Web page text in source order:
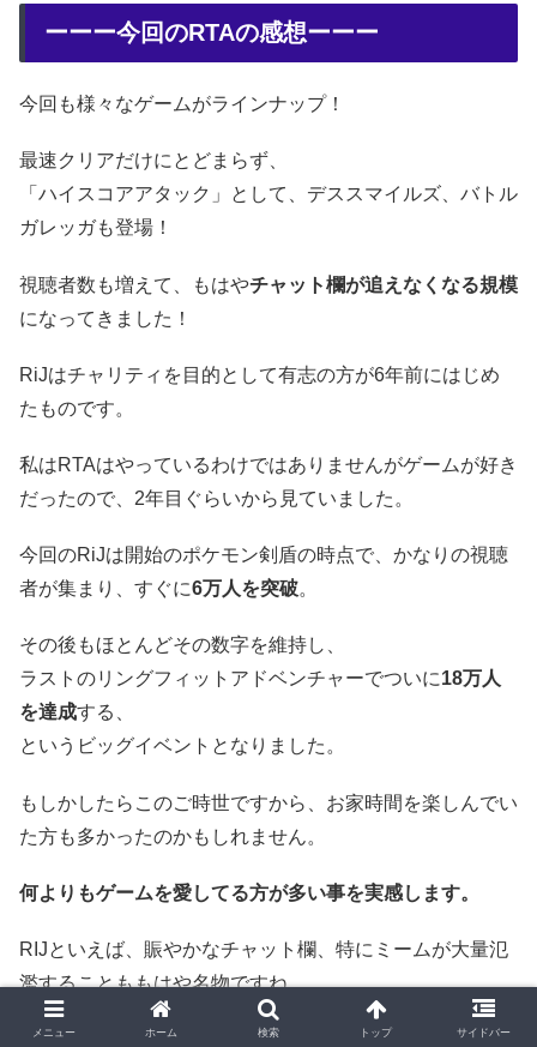
ーーー今回のRTAの感想ーーー
今回も様々なゲームがラインナップ！
最速クリアだけにとどまらず、
「ハイスコアアタック」として、デススマイルズ、バトル
ガレッガも登場！
視聴者数も増えて、もはやチャット欄が追えなくなる規模
になってきました！
RiJはチャリティを目的として有志の方が6年前にはじめ
たものです。
私はRTAはやっているわけではありませんがゲームが好き
だったので、2年目ぐらいから見ていました。
今回のRiJは開始のポケモン剣盾の時点で、かなりの視聴
者が集まり、すぐに6万人を突破。
その後もほとんどその数字を維持し、
ラストのリングフィットアドベンチャーでついに18万人
を達成する、
というビッグイベントとなりました。
もしかしたらこのご時世ですから、お家時間を楽しんでい
た方も多かったのかもしれません。
何よりもゲームを愛してる方が多い事を実感します。
RIJといえば、賑やかなチャット欄、特にミームが大量氾
濫することももはや名物ですね。
このミームを狙ってる走者さん、解説さんもこっそりいる
メニュー ホーム 検索 トップ サイドバー